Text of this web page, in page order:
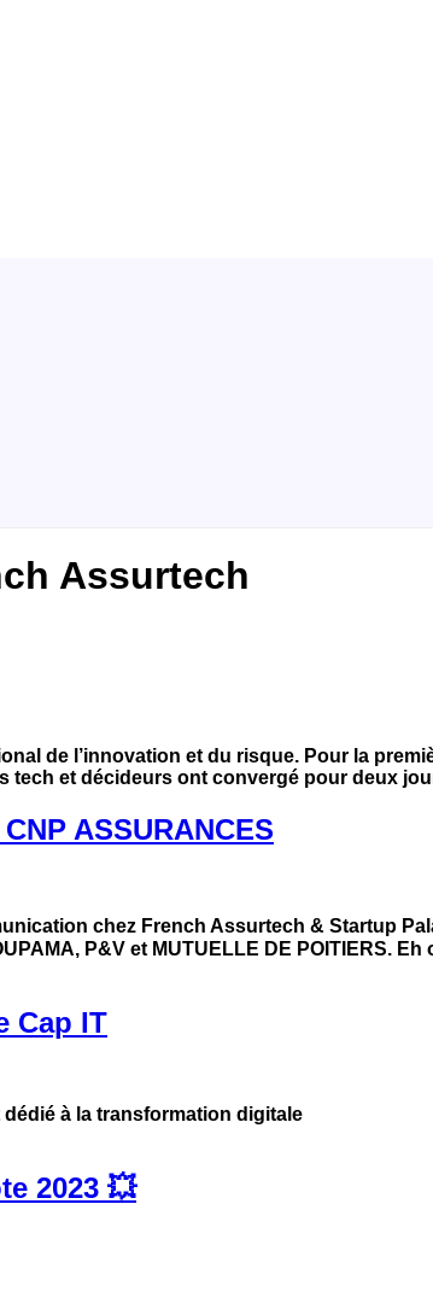
Assurtech
de l’innovation et du risque. Pour la
tech et décideurs ont convergé pour deux
ASSURANCES
chez French Assurtech & Startup
P&V et MUTUELLE DE POITIERS.
Cap IT
dédié à la transformation digitale
2023 💥